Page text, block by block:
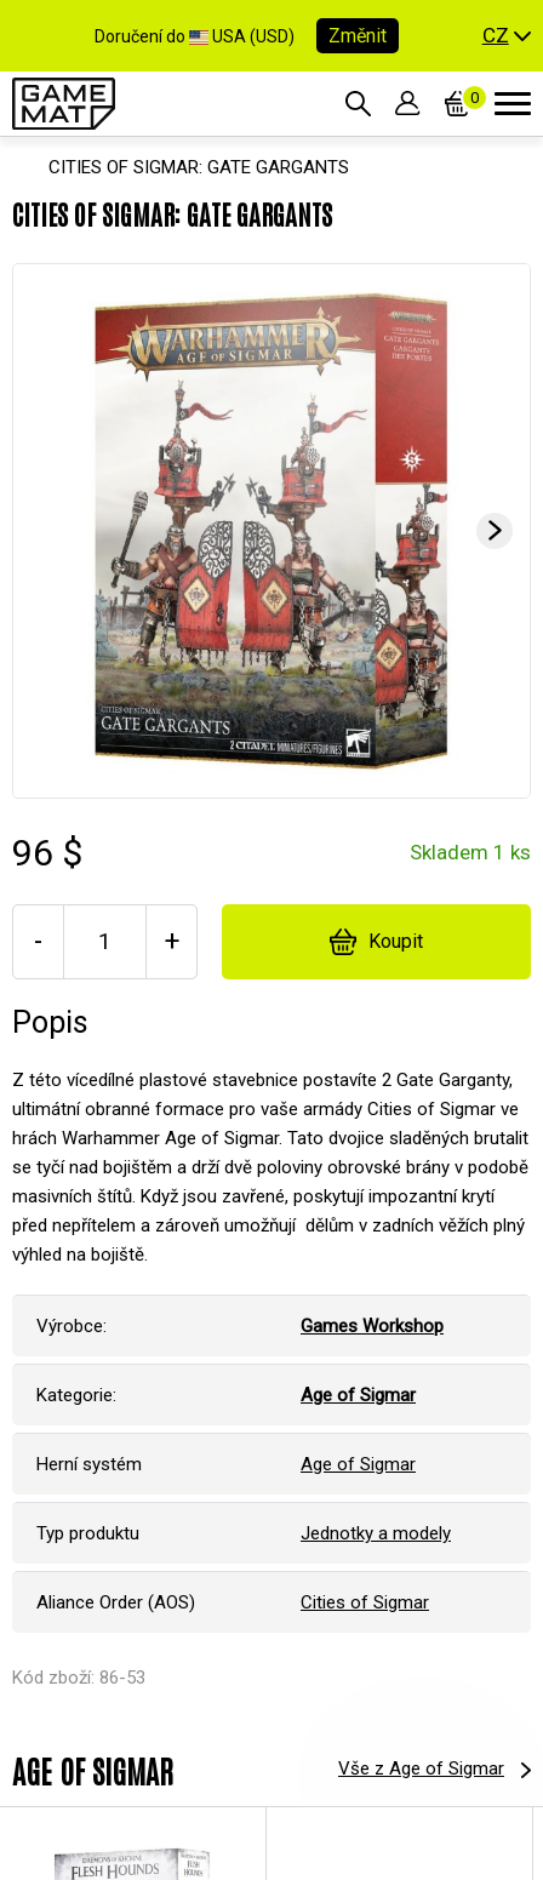
Doručení do USA (USD) Změnit CZ
0
CITIES OF SIGMAR: GATE GARGANTS
CITIES OF SIGMAR: GATE GARGANTS
96 $ Skladem 1 ks
- + Koupit
Popis
Z této vícedílné plastové stavebnice postavíte 2 Gate Garganty,
ultimátní obranné formace pro vaše armády Cities of Sigmar ve
hrách Warhammer Age of Sigmar. Tato dvojice sladěných brutalit
se tyčí nad bojištěm a drží dvě poloviny obrovské brány v podobě
masivních štítů. Když jsou zavřené, poskytují impozantní krytí
před nepřítelem a zároveň umožňují dělům v zadních věžích plný
výhled na bojiště.
Výrobce: Games Workshop
Kategorie: Age of Sigmar
Herní systém Age of Sigmar
Typ produktu Jednotky a modely
Aliance Order (AOS) Cities of Sigmar
Kód zboží: 86-53
AGE OF SIGMAR Vše z Age of Sigmar